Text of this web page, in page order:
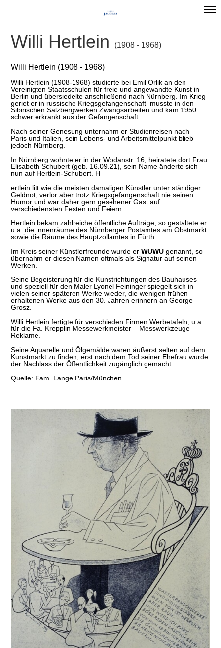
Willi Hertlein (1908 - 1968)
Willi Hertlein (1908 - 1968)
Willi Hertlein (1908-1968) studierte bei Emil Orlik an den
Vereinigten Staatsschulen für freie und angewandte Kunst in
Berlin und übersiedelte anschließend nach Nürnberg. Im Krieg
geriet er in russische Kriegsgefangenschaft, musste in den
Sibirischen Salzbergwerken Zwangsarbeiten und kam 1950
schwer erkrankt aus der Gefangenschaft.
Nach seiner Genesung unternahm er Studienreisen nach
Paris und Italien, sein Lebens- und Arbeitsmittelpunkt blieb
jedoch Nürnberg.
In Nürnberg wohnte er in der Wodanstr. 16, heiratete dort Frau
Elisabeth Schubert (geb. 16.09.21), sein Name änderte sich
nun auf Hertlein-Schubert. H
ertlein litt wie die meisten damaligen Künstler unter ständiger
Geldnot, verlor aber trotz Kriegsgefangenschaft nie seinen
Humor und war daher gern gesehener Gast auf
verschiedensten Festen und Feiern.
Hertlein bekam zahlreiche öffentliche Aufträge, so gestaltete er
u.a. die Innenräume des Nürnberger Postamtes am Obstmarkt
sowie die Räume des Hauptzollamtes in Fürth.
Im Kreis seiner Künstlerfreunde wurde erWUWU genannt, so
übernahm er diesen Namen oftmals als Signatur auf seinen
Werken.
Seine Begeisterung für die Kunstrichtungen des Bauhauses
und speziell für den Maler Lyonel Feininger spiegelt sich in
vielen seiner späteren Werke wieder, die wenigen frühen
erhaltenen Werke aus den 30. Jahren erinnern an George
Grosz.
Willi Hertlein fertigte für verschieden Firmen Werbetafeln, u.a.
für die Fa. Krepplin Messewerkmeister – Messwerkzeuge
Reklame.
Seine Aquarelle und Ölgemälde waren äußerst selten auf dem
Kunstmarkt zu finden, erst nach dem Tod seiner Ehefrau wurde
der Nachlass der Öffentlichkeit zugänglich gemacht.
Quelle: Fam. Lange Paris/München